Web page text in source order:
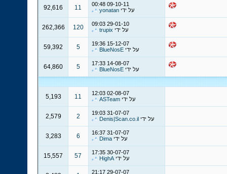
09-10-11
00:48
על ידיyonatan
11
92,616
29-01-10
09:03
על ידי trupix
120
262,366
15-12-07
19:36
על ידיBlueNosE
5
59,392
14-08-07
17:33
על ידיBlueNosE
5
64,860
02-08-07
12:03
על ידיASTeam
11
5,193
31-07-07
19:03
על ידיDenis|Scan.co.il
2
2,579
31-07-07
16:37
על ידיDima
6
3,283
30-07-07
17:35
על ידיHighA
57
15,557
29-07-07
21:17